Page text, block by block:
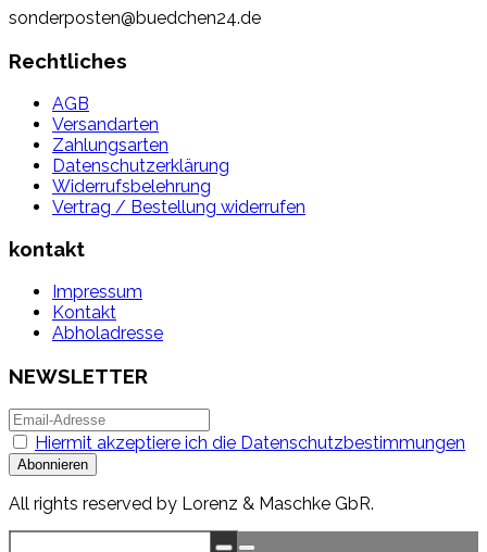
sonderposten@buedchen24.de
Rechtliches
AGB
Versandarten
Zahlungsarten
Datenschutzerklärung
Widerrufsbelehrung
Vertrag / Bestellung widerrufen
kontakt
Impressum
Kontakt
Abholadresse
NEWSLETTER
Hiermit akzeptiere ich die Datenschutzbestimmungen
All rights reserved by Lorenz & Maschke GbR.